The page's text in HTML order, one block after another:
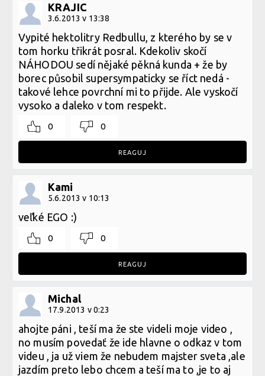
KRAJIC
3.6.2013 v 13:38
Vypité hektolitry Redbullu, z kterého by se v
tom horku třikrát posral. Kdekoliv skočí
NÁHODOU sedí nějaké pěkná kunda + že by
borec působil supersympaticky se říct nedá -
takové lehce povrchní mi to přijde. Ale vyskočí
vysoko a daleko v tom respekt.
0 0
REAGUJ
Kami
5.6.2013 v 10:13
veľké EGO :)
0 0
REAGUJ
Michal
17.9.2013 v 0:23
ahojte páni , teší ma že ste videli moje video ,
no musím povedať že ide hlavne o odkaz v tom
videu , ja už viem že nebudem majster sveta ,ale
jazdím preto lebo chcem a teší ma to ,je to aj